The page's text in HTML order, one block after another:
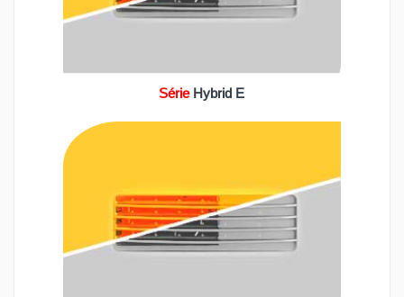
Série Hybrid E